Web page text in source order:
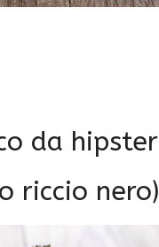
da hipster
riccio nero)